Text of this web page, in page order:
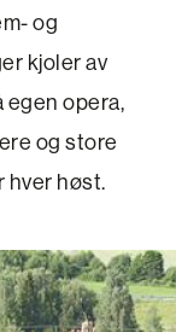
og
kjoler av
egen opera,
og store
høst.